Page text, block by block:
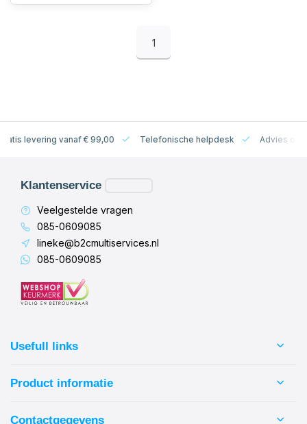
1
vanaf € 99,00 Telefonische helpdesk Advies op maat
Klantenservice
Veelgestelde vragen
085-0609085
lineke@b2cmultiservices.nl
085-0609085
Usefull links
Product informatie
Contactgegevens